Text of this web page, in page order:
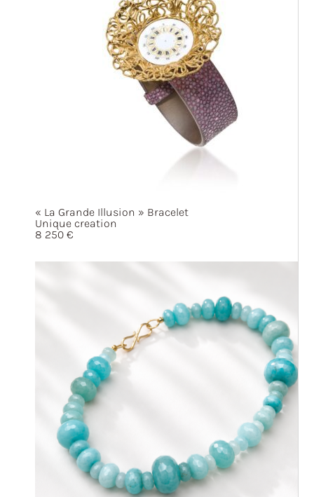
« La Grande Illusion » Bracelet
Unique creation
8 250 €